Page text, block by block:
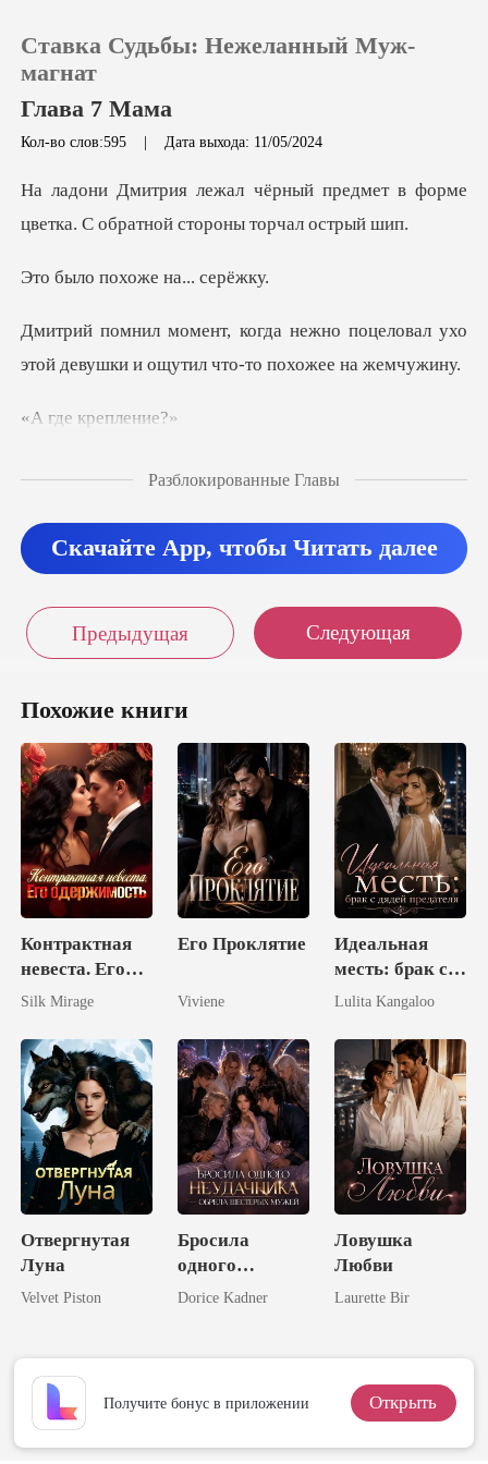
Пополнить
История чтения
Скачать приложение
Ставка Судьбы: Нежеланный Муж-
магнат
Глава 7 Мама
Кол-во слов:595 | Дата выхода: 11/05/2024
предмет в форме
цветка. С обр
охоже на..
о поцеловал ухо
этой девушки и ощ
крепл
аружил её в трещине
л
Разблокированные Главы
Скачайте App, чтобы Читать далее
Предыдущая Следующая
Похожие книги
Контрактная
невеста. Его
одержимость
Silk Mirage
Его Проклятие
Viviene
Идеальная
месть: брак с
дядей
Lulita Kangaloo
Отвергнутая
Луна
Velvet Piston
Бросила
одного
неудачника -
мужей
Dorice Kadner
Ловушка
Любви
Laurette Bir
Получите бонус в приложении Открыть